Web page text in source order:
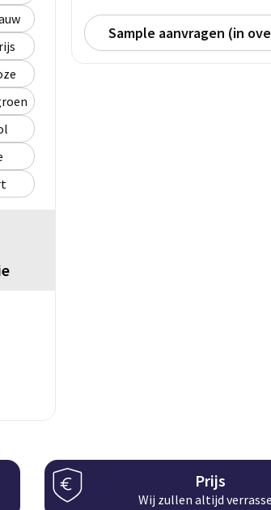
Sample aanvragen (in
Prijs
Wij zullen altijd